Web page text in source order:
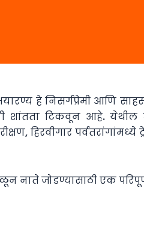
हे निसर्गप्रेमी आणि
शांतता टिकवून आहे. येथील
हिरवीगार
नाते जोडण्यासाठी एक